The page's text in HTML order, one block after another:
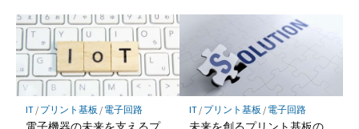
IT/ プリント基板 / 電子回路 IT/ プリント基板 / 電子回路